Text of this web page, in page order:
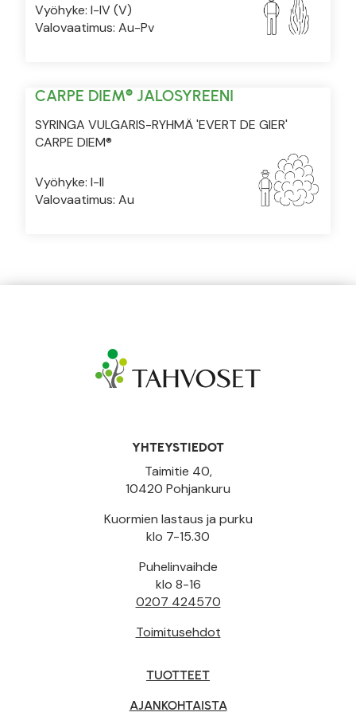
Vyöhyke: I-IV (V)
Valovaatimus: Au-Pv
CARPE DIEM® JALOSYREENI
SYRINGA VULGARIS-RYHMÄ 'EVERT DE GIER'
CARPE DIEM®
Vyöhyke: I-II
Valovaatimus: Au
YHTEYSTIEDOT
Taimitie 40,
10420 Pohjankuru
Kuormien lastaus ja purku
klo 7-15.30
Puhelinvaihde
klo 8-16
0207 424570
Toimitusehdot
TUOTTEET
AJANKOHTAISTA